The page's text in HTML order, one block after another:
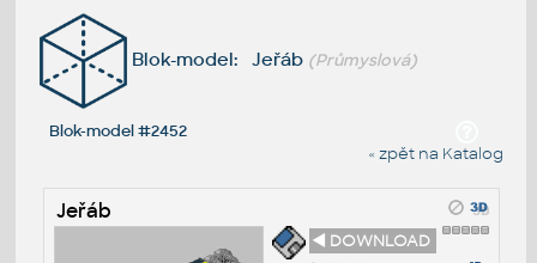
Blok-model: Jeřáb (Průmyslová)
Blok-model #2452
« zpět na Katalog
Jeřáb
◄ DOWNLOAD